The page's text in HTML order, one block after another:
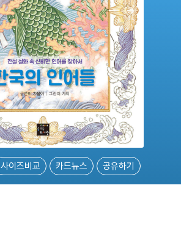
사이즈비교 카드뉴스 공유하기